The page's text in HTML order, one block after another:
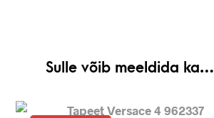
Sulle võib meeldida ka…